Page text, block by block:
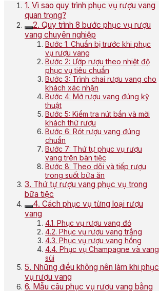
1. Vì sao quy trình phục vụ rượu vang
quan trọng?
2. Quy trình 8 bước phục vụ rượu
vang chuyên nghiệp
Bước 1. Chuẩn bị trước khi phục
vụ rượu vang
Bước 2: Ướp rượu theo nhiệt độ
phục vụ tiêu chuẩn
Bước 3: Trình chai rượu vang cho
khách xác nhận
Bước 4: Mở rượu vang đúng kỹ
thuật
Bước 5: Kiểm tra nút bần và mời
khách thử rượu
Bước 6: Rót rượu vang đúng
chuẩn
Bước 7: Thứ tự phục vụ rượu
vang trên bàn tiệc
Bước 8: Theo dõi và tiếp rượu
trong suốt bữa ăn
3. Thứ tự rượu vang phục vụ trong
bữa tiệc
4. Cách phục vụ từng loại rượu
vang
4.1. Phục vụ rượu vang đỏ
4.2. Phục vụ rượu vang trắng
4.3. Phục vụ rượu vang hồng
4.4. Phục vụ Champagne và vang
sủi
5. Những điều không nên làm khi phục
vụ rượu vang
6. Mẫu câu phục vụ rượu vang bằng